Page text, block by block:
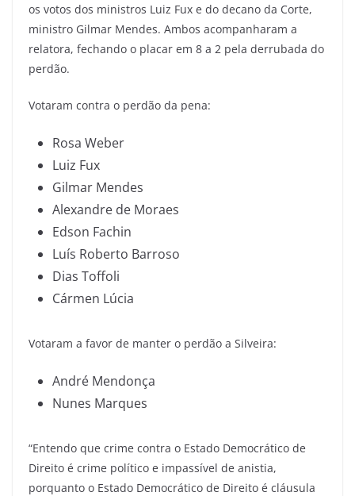
os votos dos ministros Luiz Fux e do decano da Corte,
ministro Gilmar Mendes. Ambos acompanharam a
relatora, fechando o placar em 8 a 2 pela derrubada do
perdão.
Votaram contra o perdão da pena:
Rosa Weber
Luiz Fux
Gilmar Mendes
Alexandre de Moraes
Edson Fachin
Luís Roberto Barroso
Dias Toffoli
Cármen Lúcia
Votaram a favor de manter o perdão a Silveira:
André Mendonça
Nunes Marques
“Entendo que crime contra o Estado Democrático de
Direito é crime político e impassível de anistia,
porquanto o Estado Democrático de Direito é cláusula